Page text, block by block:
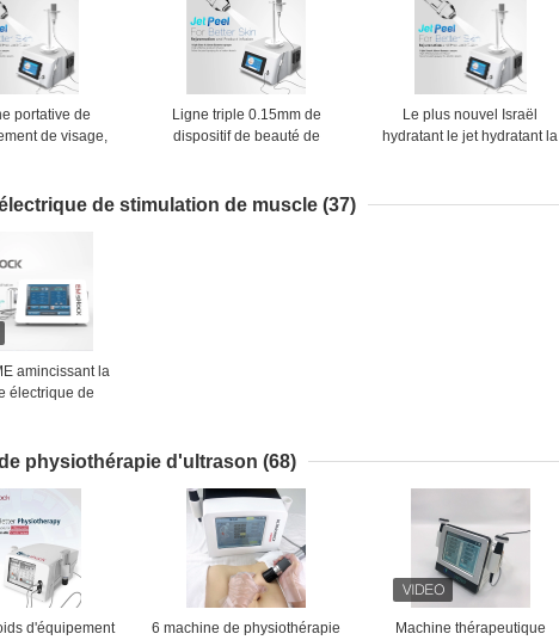
portative de
de visage,
Ligne triple 0.15mm de
dispositif de beauté de
pour absorber mieux
Le plus nouvel Israël
hydratant le jet hydratant la
machine mesotherapy de
de stimulation de muscle (37)
amincissant la
électrique de
physiothérapie d'ultrason (68)
d'équipement
6 machine de physiothérapie
Machine thérapeutique